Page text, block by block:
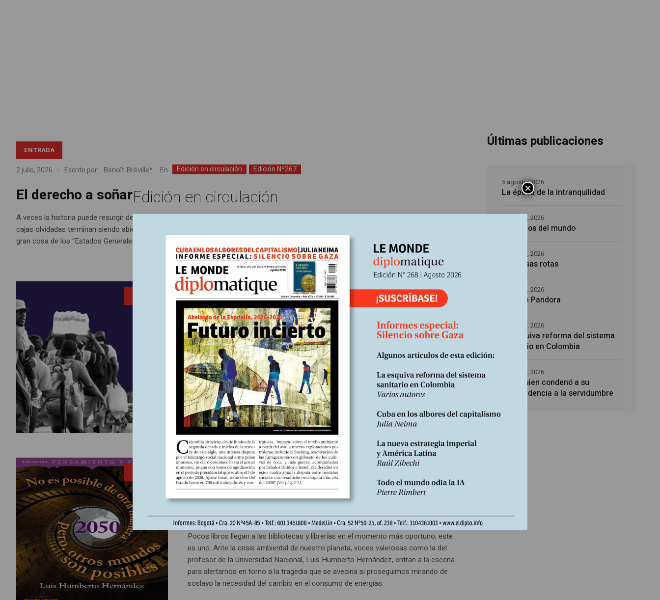
ENTRADA
2 julio, 2026 Escrito por: Benoît Bréville* En Edición en circulación Edición Nº267
El derecho a soñar
A veces la historia puede resurgir de un altillo. No a raíz de un descubrimiento espectacular o de un documento secreto sino porque unas
cajas olvidadas terminan siendo abiertas y su contenido clasificado y estudiado. Así fue como, durante casi ochenta años, no se supo
gran cosa de los “Estados Generales del Renacimiento Francés”, esa...
3 diciembre, 2024 Escrito por: Libardo Sarmiento Anzola* En Edición Nº250
Ante un presente sin oportunidades y un
futuro sin brillo
“En Colombia ya no tenía que hacer, estudié la básica y después lo intenté todo, lo
legal y lo ilegal, desde el trabajo en casas, en su limpieza, la atención en cafeterías,
hasta de mechera, sustrayendo ropa de los almacenes. Como estaba dispuesta a lo
que fuera para no terminar en la calle con mis...
12 abril, 2023 Escrito por: Ángel Ramírez C.
No es posible de otra manera –2050– pero,
otros mundos son posibles
Pocos libros llegan a las bibliotecas y librerías en el momento más oportuno, este
es uno. Ante la crisis ambiental de nuestro planeta, voces valerosas como la del
profesor de la Universidad Nacional, Luis Humberto Hernández, entran a la escena
para alertarnos en torno a la tragedia que se avecina si proseguimos mirando de
soslayo la necesidad del cambio en el consumo de energías.
Últimas publicaciones
La época de la intranquilidad
5 agosto, 2026
Los amos del mundo
5 agosto, 2026
Promesas rotas
5 agosto, 2026
Caja de Pandora
4 agosto, 2026
La esquiva reforma del sistema
sanitario en Colombia
4 agosto, 2026
Noé, quien condenó a su
descendencia a la servidumbre
4 agosto, 2026
Edición en circulación ×